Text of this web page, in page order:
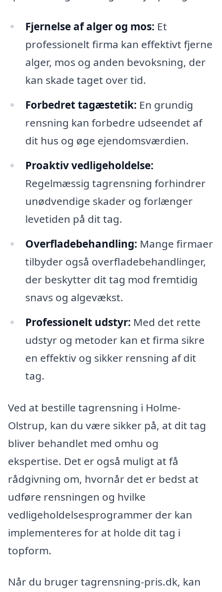
Fjernelse af alger og mos: Et
professionelt firma kan effektivt fjerne
alger, mos og anden bevoksning, der
kan skade taget over tid.
Forbedret tagæstetik: En grundig
rensning kan forbedre udseendet af
dit hus og øge ejendomsværdien.
Proaktiv vedligeholdelse:
Regelmæssig tagrensning forhindrer
unødvendige skader og forlænger
levetiden på dit tag.
Overfladebehandling: Mange firmaer
tilbyder også overfladebehandlinger,
der beskytter dit tag mod fremtidig
snavs og algevækst.
Professionelt udstyr: Med det rette
udstyr og metoder kan et firma sikre
en effektiv og sikker rensning af dit
tag.
Ved at bestille tagrensning i Holme-
Olstrup, kan du være sikker på, at dit tag
bliver behandlet med omhu og
ekspertise. Det er også muligt at få
rådgivning om, hvornår det er bedst at
udføre rensningen og hvilke
vedligeholdelsesprogrammer der kan
implementeres for at holde dit tag i
topform.
Når du bruger tagrensning-pris.dk, kan